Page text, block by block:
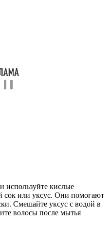
используйте кислые
сок или уксус. Они помогают
Смешайте уксус с водой в
волосы после мытья